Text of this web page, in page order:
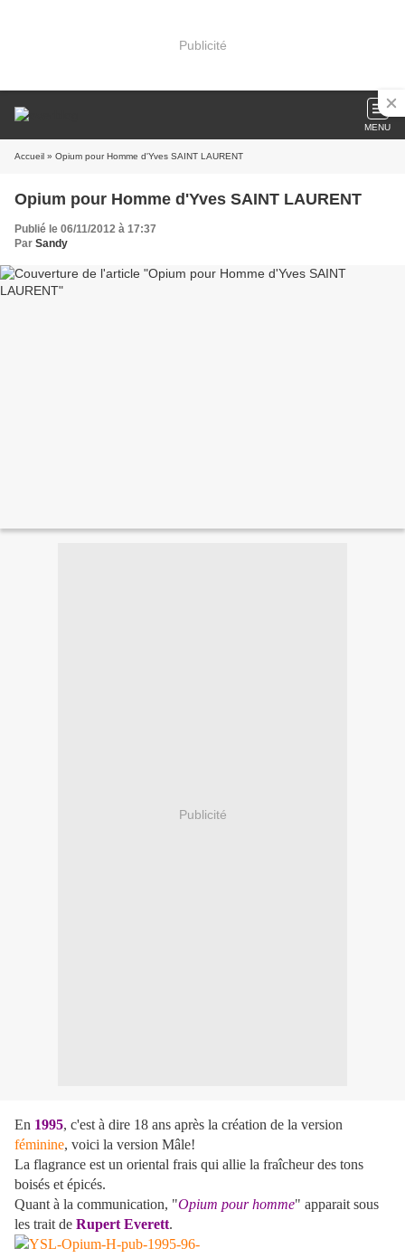
Publicité
MENU
Accueil » Opium pour Homme d'Yves SAINT LAURENT
Opium pour Homme d'Yves SAINT LAURENT
Publié le 06/11/2012 à 17:37
Par Sandy
Publicité
En 1995, c'est à dire 18 ans après la création de la version
féminine, voici la version Mâle!
La flagrance est un oriental frais qui allie la fraîcheur des tons
boisés et épicés.
Quant à la communication, "Opium pour homme" apparait sous
les trait de Rupert Everett.